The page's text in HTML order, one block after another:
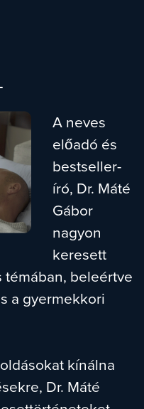
A neves
előadó és
bestseller-
író, Dr. Máté
Gábor
nagyon
keresett
témában, beleértve
a gyermekkori
kínálna
Dr. Máté